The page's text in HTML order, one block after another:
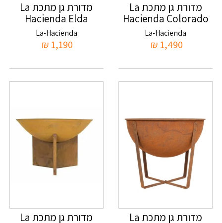
מדורת גן מתכת La
Hacienda Colorado
Extra Large
La-Hacienda
1,490
₪
מדורת גן מתכת La
Hacienda Elda
La-Hacienda
1,190
₪
מדורת גן מתכת La
מדורת גן מתכת La